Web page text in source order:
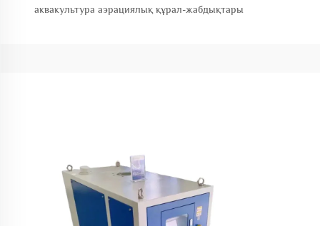
аквакультура аэрациялық құрал-жабдықтары